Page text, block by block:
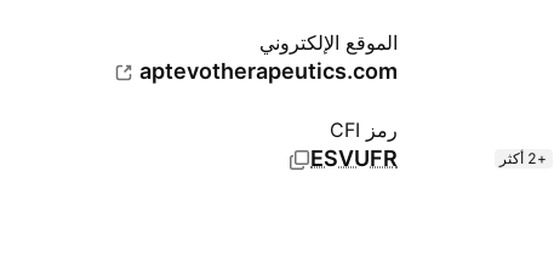
الموقع الإلكتروني
aptevotherapeutics.com
+2 أكثر
رمز CFI
ESVUFR